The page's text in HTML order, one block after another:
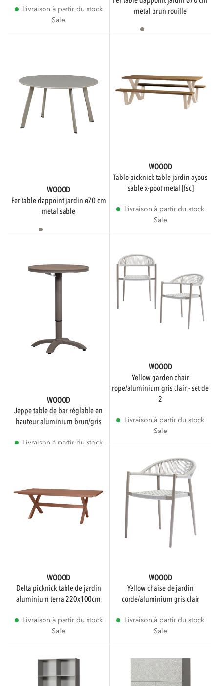
Livraison à partir du stock
Sale
metal brun rouille
WOOOD
fer table dappoint jardin ø70 cm
metal sable
WOOOD
tablo picknick table jardin ayous
sable x-poot metal [fsc]
Livraison à partir du stock
Sale
WOOOD
jeppe table de bar réglable en
hauteur aluminium brun/gris
Livraison à partir du stock
WOOOD
yellow garden chair
rope/aluminium gris clair - set de
2
Livraison à partir du stock
Sale
WOOOD
delta picknick table de jardin
aluminium terra 220x100cm
Livraison à partir du stock
Sale
WOOOD
yellow chaise de jardin
corde/aluminium gris clair
Livraison à partir du stock
Sale